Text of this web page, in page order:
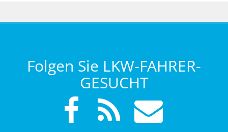
Folgen Sie LKW-FAHRER-
GESUCHT